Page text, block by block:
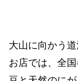
大山に向かう
お店では、全